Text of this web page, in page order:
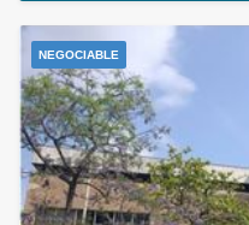
NEGOCIABLE